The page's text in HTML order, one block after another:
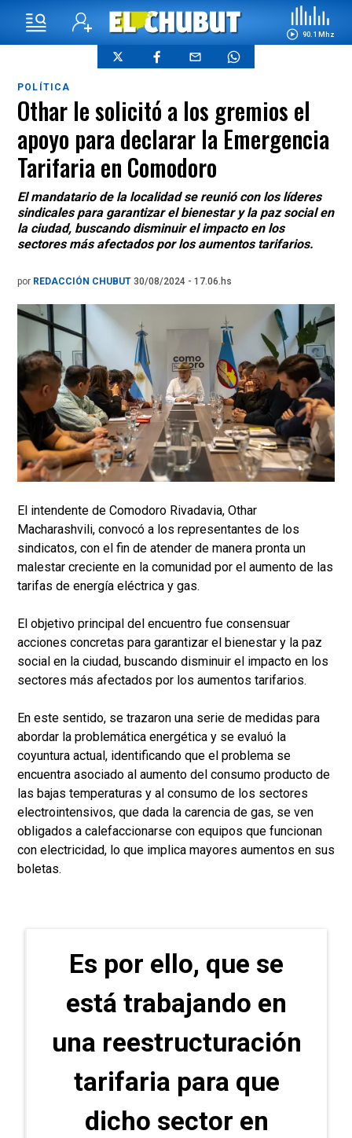
90.1 Mhz
POLÍTICA
Othar le solicitó a los gremios el
apoyo para declarar la Emergencia
Tarifaria en Comodoro
El mandatario de la localidad se reunió con los líderes
sindicales para garantizar el bienestar y la paz social en
la ciudad, buscando disminuir el impacto en los
sectores más afectados por los aumentos tarifarios.
por REDACCIÓN CHUBUT 30/08/2024 - 17.06.hs
El intendente de Comodoro Rivadavia, Othar
Macharashvili, convocó a los representantes de los
sindicatos, con el fin de atender de manera pronta un
malestar creciente en la comunidad por el aumento de las
tarifas de energía eléctrica y gas.
El objetivo principal del encuentro fue consensuar
acciones concretas para garantizar el bienestar y la paz
social en la ciudad, buscando disminuir el impacto en los
sectores más afectados por los aumentos tarifarios.
En este sentido, se trazaron una serie de medidas para
abordar la problemática energética y se evaluó la
coyuntura actual, identificando que el problema se
encuentra asociado al aumento del consumo producto de
las bajas temperaturas y al consumo de los sectores
electrointensivos, que dada la carencia de gas, se ven
obligados a calefaccionarse con equipos que funcionan
con electricidad, lo que implica mayores aumentos en sus
boletas.
Es por ello, que se
está trabajando en
una reestructuración
tarifaria para que
dicho sector en